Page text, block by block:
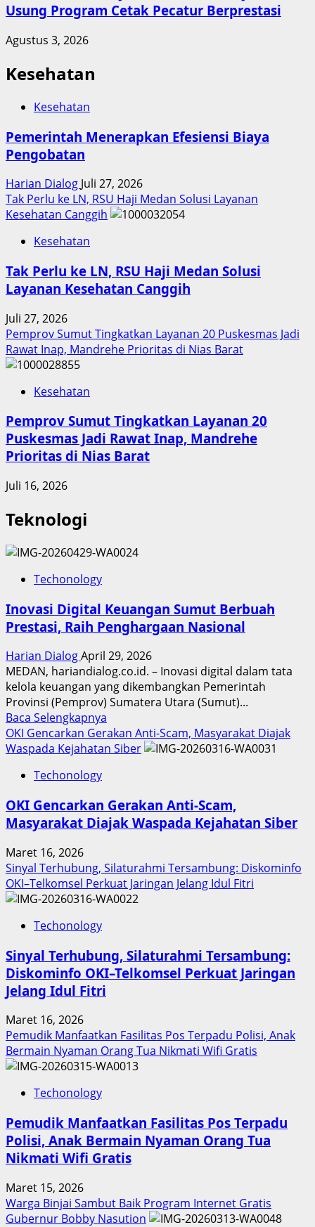
Usung Program Cetak Pecatur Berprestasi
Agustus 3, 2026
Kesehatan
Kesehatan
Pemerintah Menerapkan Efesiensi Biaya
Pengobatan
Harian Dialog Juli 27, 2026
Tak Perlu ke LN, RSU Haji Medan Solusi Layanan
Kesehatan Canggih
Kesehatan
Tak Perlu ke LN, RSU Haji Medan Solusi
Layanan Kesehatan Canggih
Juli 27, 2026
Pemprov Sumut Tingkatkan Layanan 20 Puskesmas Jadi
Rawat Inap, Mandrehe Prioritas di Nias Barat
Kesehatan
Pemprov Sumut Tingkatkan Layanan 20
Puskesmas Jadi Rawat Inap, Mandrehe
Prioritas di Nias Barat
Juli 16, 2026
Teknologi
Techonology
Inovasi Digital Keuangan Sumut Berbuah
Prestasi, Raih Penghargaan Nasional
Harian DialogApril 29, 2026
MEDAN, hariandialog.co.id. – Inovasi digital dalam tata
kelola keuangan yang dikembangkan Pemerintah
Provinsi (Pemprov) Sumatera Utara (Sumut)...
Baca Selengkapnya
more
about
Sumut
Berbuah
Penghargaan
Nasional
OKI Gencarkan Gerakan Anti-Scam, Masyarakat Diajak
Waspada Kejahatan Siber
Techonology
OKI Gencarkan Gerakan Anti-Scam,
Masyarakat Diajak Waspada Kejahatan Siber
Maret 16, 2026
Sinyal Terhubung, Silaturahmi Tersambung: Diskominfo
OKI–Telkomsel Perkuat Jaringan Jelang Idul Fitri
Techonology
Sinyal Terhubung, Silaturahmi Tersambung:
Diskominfo OKI–Telkomsel Perkuat Jaringan
Jelang Idul Fitri
Maret 16, 2026
Pemudik Manfaatkan Fasilitas Pos Terpadu Polisi, Anak
Bermain Nyaman Orang Tua Nikmati Wifi Gratis
Techonology
Pemudik Manfaatkan Fasilitas Pos Terpadu
Polisi, Anak Bermain Nyaman Orang Tua
Nikmati Wifi Gratis
Maret 15, 2026
Warga Binjai Sambut Baik Program Internet Gratis
Gubernur Bobby Nasution